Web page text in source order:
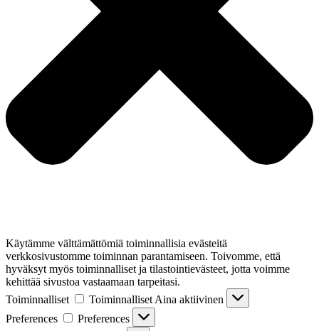
Käytämme välttämättömiä toiminnallisia evästeitä
verkkosivustomme toiminnan parantamiseen. Toivomme, että
hyväksyt myös toiminnalliset ja tilastointievästeet, jotta voimme
kehittää sivustoa vastaamaan tarpeitasi.
Toiminnalliset
Toiminnalliset Aina aktiivinen
Preferences
Preferences